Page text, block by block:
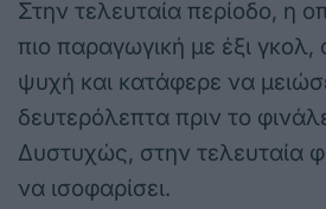
Στην τελευταία περίοδο, η
πιο παραγωγική με έξι γκολ,
ψυχή και κατάφερε να
δευτερόλεπτα πριν το
Δυστυχώς, στην τελευταία
να ισοφαρίσει.